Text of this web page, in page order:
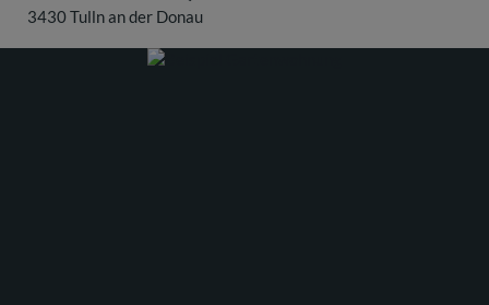
3430 Tulln an der Donau